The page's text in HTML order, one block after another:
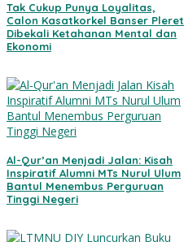
Tak Cukup Punya Loyalitas,
Calon Kasatkorkel Banser Pleret
Dibekali Ketahanan Mental dan
Ekonomi
Al-Qur’an Menjadi Jalan: Kisah
Inspiratif Alumni MTs Nurul Ulum
Bantul Menembus Perguruan
Tinggi Negeri